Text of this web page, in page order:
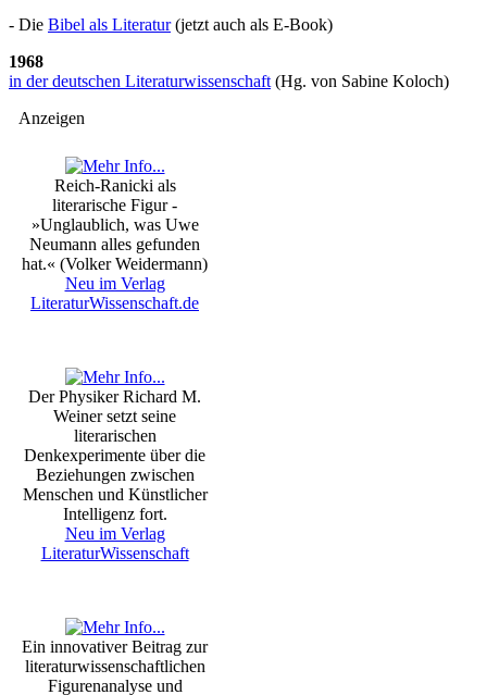
- Die Bibel als Literatur(jetzt auch als E-Book)
1968
in der deutschen Literaturwissenschaft (Hg. von Sabine Koloch)
Anzeigen
Reich-Ranicki als
literarische Figur -
»Unglaublich, was Uwe
Neumann alles gefunden
hat.« (Volker Weidermann)
Neu im Verlag
LiteraturWissenschaft.de
Der Physiker Richard M.
Weiner setzt seine
literarischen
Denkexperimente über die
Beziehungen zwischen
Menschen und Künstlicher
Intelligenz fort.
Neu im Verlag
LiteraturWissenschaft
Ein innovativer Beitrag zur
literaturwissenschaftlichen
Figurenanalyse und